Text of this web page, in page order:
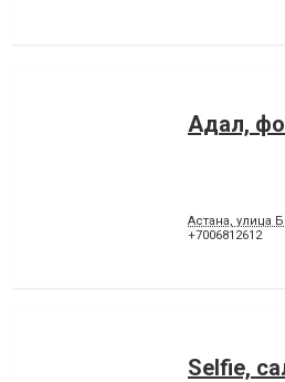
Адал,
Астана, улица
+7006812612
Selfie,